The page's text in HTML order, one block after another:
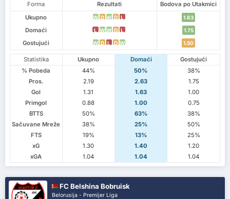
Forma Rezultati
Bodova po Utakmici
Ukupno
W D W D L 1.63
Domaći L W W D L 1.75
Gostujući W D L D W 1.50
Statistika Ukupno Domaći
Gostujući
% Pobeda
44% 50%
38%
Pros.
2.19 2.63
1.75
Gol
1.31 1.63
1.00
Primgol
0.88 1.00
0.75
BTTS
50% 63%
38%
Sačuvane Mreže
38% 25%
50%
FTS
19% 13%
25%
xG
1.30 1.40
1.20
xGA
1.04 1.04 1.04
FC Belshina Bobruisk
Belorusija - Premijer Liga